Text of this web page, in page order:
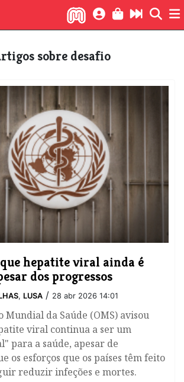
Artigos sobre desafio
hepatite viral ainda é
dos progressos
, LUSA / 28 abr 2026 14:01
Mundial da Saúde (OMS) avisou
viral continua a ser um
para a saúde, apesar de
os esforços que os países têm feito
reduzir infeções e mortes.